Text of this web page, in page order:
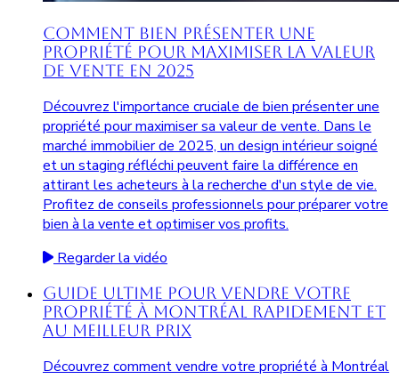
Comment Bien Présenter une
Propriété pour Maximiser la Valeur
de Vente en 2025
Découvrez l'importance cruciale de bien présenter une
propriété pour maximiser sa valeur de vente. Dans le
marché immobilier de 2025, un design intérieur soigné
et un staging réfléchi peuvent faire la différence en
attirant les acheteurs à la recherche d'un style de vie.
Profitez de conseils professionnels pour préparer votre
bien à la vente et optimiser vos profits.
Regarder la vidéo
Guide Ultime pour Vendre Votre
Propriété à Montréal Rapidement et
au Meilleur Prix
Découvrez comment vendre votre propriété à Montréal